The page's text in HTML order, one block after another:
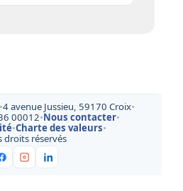
•4 avenue Jussieu, 59170 Croix•
00012•Nous contacter•
•Charte des valeurs•
droits réservés